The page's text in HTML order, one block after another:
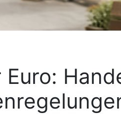
Euro: